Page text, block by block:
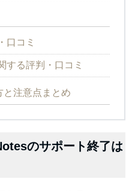
口コミ
する評判・口コミ
と注意点まとめ
のサポート終了は